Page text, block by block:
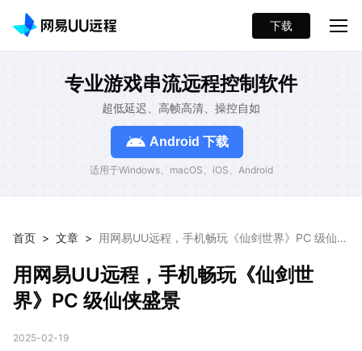
下载
专业游戏串流远程控制软件
超低延迟、高帧高清、操控自如
Android 下载
适用于Windows、macOS、iOS、Android
首页 > 文章 >
用网易UU远程，手机畅玩《仙剑世界》PC 级仙侠
用网易UU远程，手机畅玩《仙剑世
界》PC 级仙侠盛景
2025-02-19